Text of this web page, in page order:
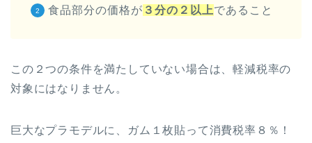
食品部分の価格が ３分の２以上であること
この２つの条件を満たしていない場合は、軽減税率の
対象にはなりません。
巨大なプラモデルに、ガム１枚貼って消費税率８％！